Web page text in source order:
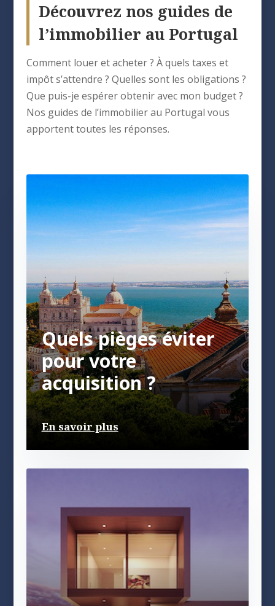
Découvrez nos guides de
l’immobilier au Portugal
Comment louer et acheter ? À quels taxes et
impôt s’attendre ? Quelles sont les obligations ?
Que puis-je espérer obtenir avec mon budget ?
Nos guides de l’immobilier au Portugal vous
apportent toutes les réponses.
Quels pièges éviter
pour votre
acquisition ?
En savoir plus